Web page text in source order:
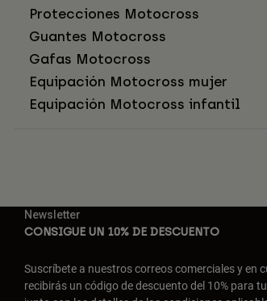
Protecciones Motocross
Guantes Motocross
Gafas Motocross
Equipación Motocross mujer
Equipación Motocross infantil
Newsletter
CONSIGUE UN 10% DE DESCUENTO
Suscríbete a nuestros correos comerciales y en
recibirás un código de descuento del 10% para